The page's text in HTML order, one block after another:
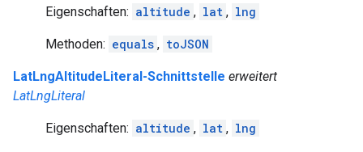
Eigenschaften: altitude , lat , lng
Methoden: equals , toJSON
LatLngAltitudeLiteral-Schnittstelle erweitert
LatLngLiteral
Eigenschaften: altitude , lat , lng